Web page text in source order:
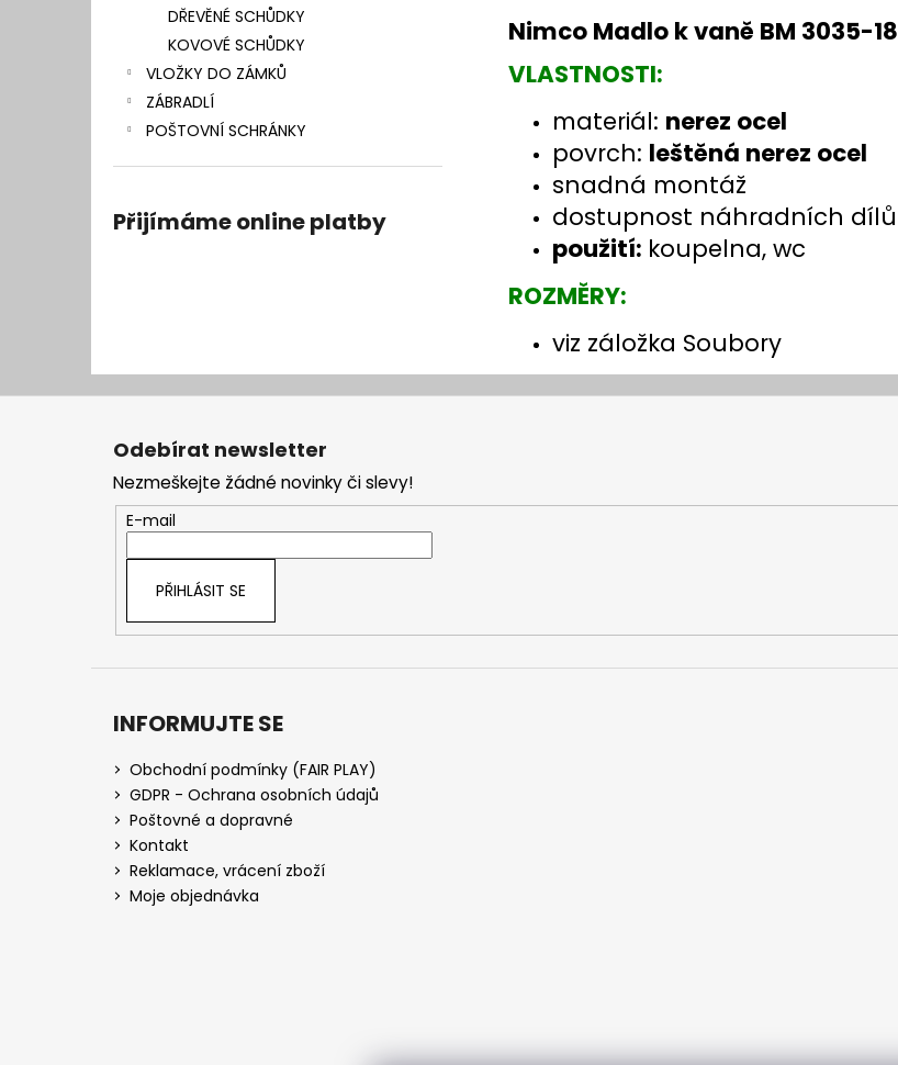
DŘEVĚNÉ SCHŮDKY
KOVOVÉ SCHŮDKY
VLOŽKY DO ZÁMKŮ
ZÁBRADLÍ
POŠTOVNÍ SCHRÁNKY
Přijímáme online platby
Nimco Madlo k vaně BM 3035-18
VLASTNOSTI:
materiál: nerez ocel
povrch: leštěná nerez ocel
snadná montáž
dostupnost náhradních dílů
použití: koupelna, wc
ROZMĚRY:
viz záložka Soubory
Z
Odebírat newsletter
Nezmeškejte žádné novinky či slevy!
E-mail
PŘIHLÁSIT SE
INFORMUJTE SE
Obchodní podmínky (FAIR PLAY)
GDPR - Ochrana osobních údajů
Poštovné a dopravné
Kontakt
Reklamace, vrácení zboží
Moje objednávka